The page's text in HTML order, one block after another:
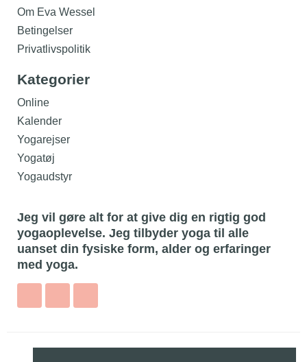
Om Eva Wessel
Betingelser
Privatlivspolitik
Kategorier
Online
Kalender
Yogarejser
Yogatøj
Yogaudstyr
Jeg vil gøre alt for at give dig en rigtig god
yogaoplevelse. Jeg tilbyder yoga til alle
uanset din fysiske form, alder og erfaringer
med yoga.